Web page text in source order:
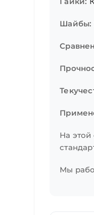
Шайбы:
На этой
Мы